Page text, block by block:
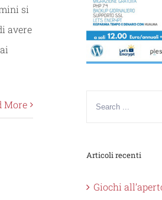
si
avere
More
Articoli recenti
Giochi